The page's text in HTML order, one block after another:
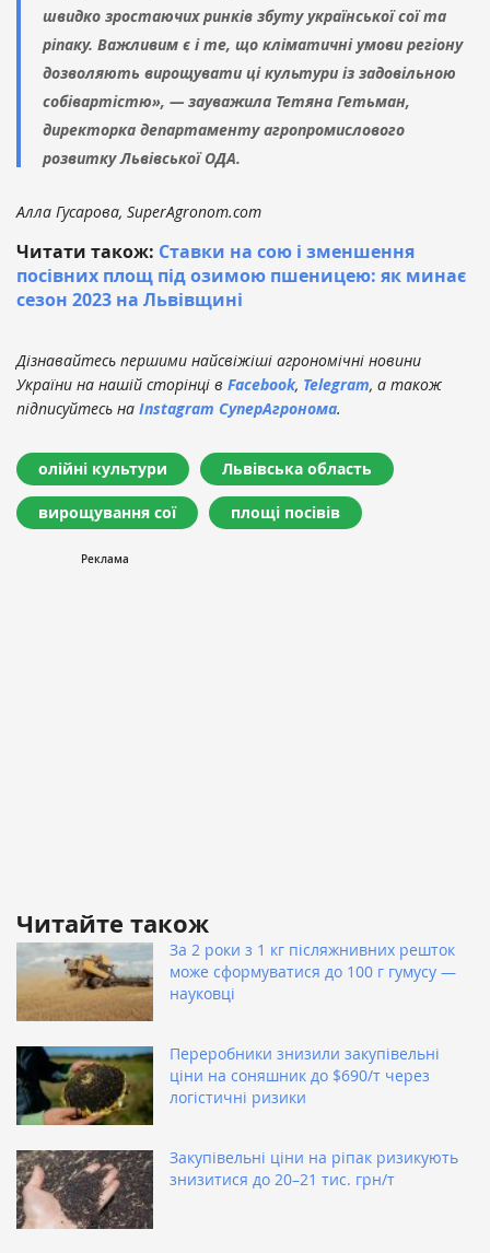
швидко зростаючих ринків збуту української сої та
ріпаку. Важливим є і те, що кліматичні умови регіону
дозволяють вирощувати ці культури із задовільною
собівартістю», — зауважила Тетяна Гетьман,
директорка департаменту агропромислового
розвитку Львівської ОДА.
Алла Гусарова, SuperAgronom.com
Читати також: Ставки на сою і зменшення
посівних площ під озимою пшеницею: як минає
сезон 2023 на Львівщині
Дізнавайтесь першими найсвіжіші агрономічні новини
України на нашій сторінці в Facebook, Telegram, а також
підписуйтесь на Instagram СуперАгронома.
олійні культури Львівська область
вирощування сої площі посівів
Читайте також
За 2 роки з 1 кг післяжнивних решток
може сформуватися до 100 г гумусу —
науковці
Переробники знизили закупівельні
ціни на соняшник до $690/т через
логістичні ризики
Закупівельні ціни на ріпак ризикують
знизитися до 20–21 тис. грн/т